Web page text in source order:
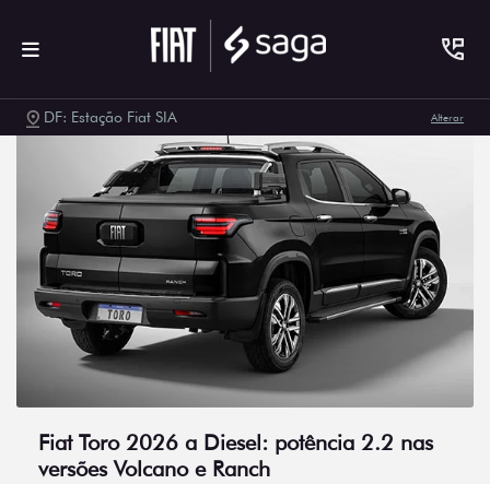
DF: Estação Fiat SIA Alterar
Fiat Toro 2026 a Diesel: potência 2.2 nas
versões Volcano e Ranch